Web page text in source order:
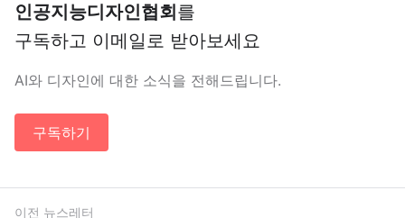
인공지능디자인협회를
구독하고 이메일로 받아보세요
AI와 디자인에 대한 소식을 전해드립니다.
구독하기
이전 뉴스레터